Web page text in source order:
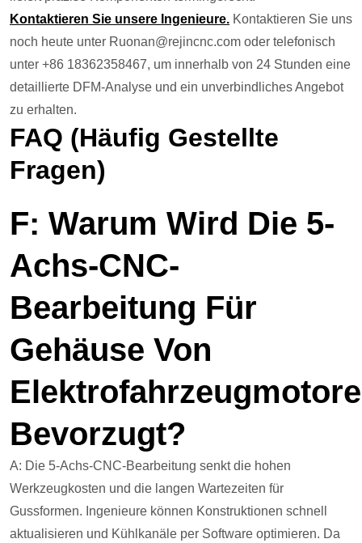
Kontaktieren Sie unsere Ingenieure. Kontaktieren Sie uns
noch heute unter Ruonan@rejincnc.com oder telefonisch
unter +86 18362358467, um innerhalb von 24 Stunden eine
detaillierte DFM-Analyse und ein unverbindliches Angebot
zu erhalten.
FAQ (häufig Gestellte
Fragen)
F: Warum Wird Die 5-
Achs-CNC-
Bearbeitung Für
Gehäuse Von
Bevorzugt?
A: Die 5-Achs-CNC-Bearbeitung senkt die hohen
Werkzeugkosten und die langen Wartezeiten für
Gussformen. Ingenieure können Konstruktionen schnell
aktualisieren und Kühlkanäle per Software optimieren. Da